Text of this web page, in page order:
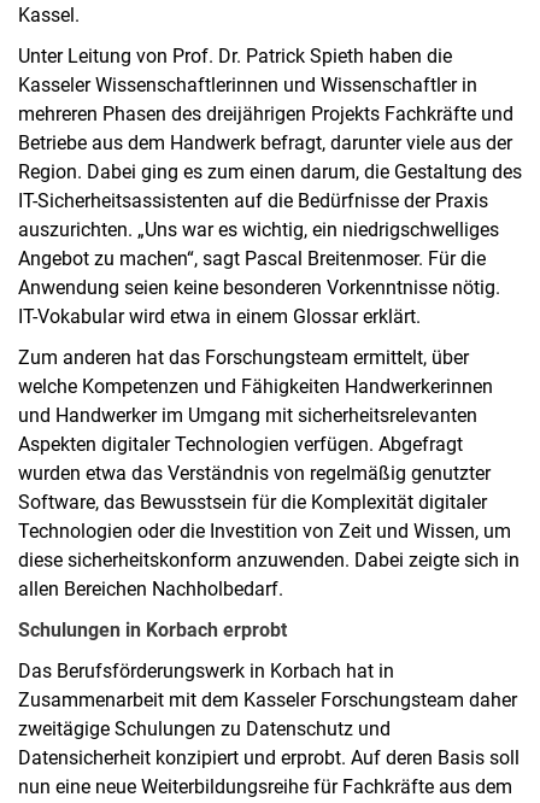
Kassel.
Unter Leitung von Prof. Dr. Patrick Spieth haben die
Kasseler Wissenschaftlerinnen und Wissenschaftler in
mehreren Phasen des dreijährigen Projekts Fachkräfte und
Betriebe aus dem Handwerk befragt, darunter viele aus der
Region. Dabei ging es zum einen darum, die Gestaltung des
IT-Sicherheitsassistenten auf die Bedürfnisse der Praxis
auszurichten. „Uns war es wichtig, ein niedrigschwelliges
Angebot zu machen“, sagt Pascal Breitenmoser. Für die
Anwendung seien keine besonderen Vorkenntnisse nötig.
IT-Vokabular wird etwa in einem Glossar erklärt.
Zum anderen hat das Forschungsteam ermittelt, über
welche Kompetenzen und Fähigkeiten Handwerkerinnen
und Handwerker im Umgang mit sicherheitsrelevanten
Aspekten digitaler Technologien verfügen. Abgefragt
wurden etwa das Verständnis von regelmäßig genutzter
Software, das Bewusstsein für die Komplexität digitaler
Technologien oder die Investition von Zeit und Wissen, um
diese sicherheitskonform anzuwenden. Dabei zeigte sich in
allen Bereichen Nachholbedarf.
Schulungen in Korbach erprobt
Das Berufsförderungswerk in Korbach hat in
Zusammenarbeit mit dem Kasseler Forschungsteam daher
zweitägige Schulungen zu Datenschutz und
Datensicherheit konzipiert und erprobt. Auf deren Basis soll
nun eine neue Weiterbildungsreihe für Fachkräfte aus dem